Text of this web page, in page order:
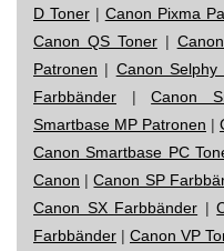
D Toner| Canon Pixma
Canon QS Toner|
Patronen | Canon Selphy
Farbbänder |Canon
Smartbase MP Patronen |
Canon Smartbase PC
Canon |Canon SP
Canon SX Farbbänder |
Farbbänder | Canon VP